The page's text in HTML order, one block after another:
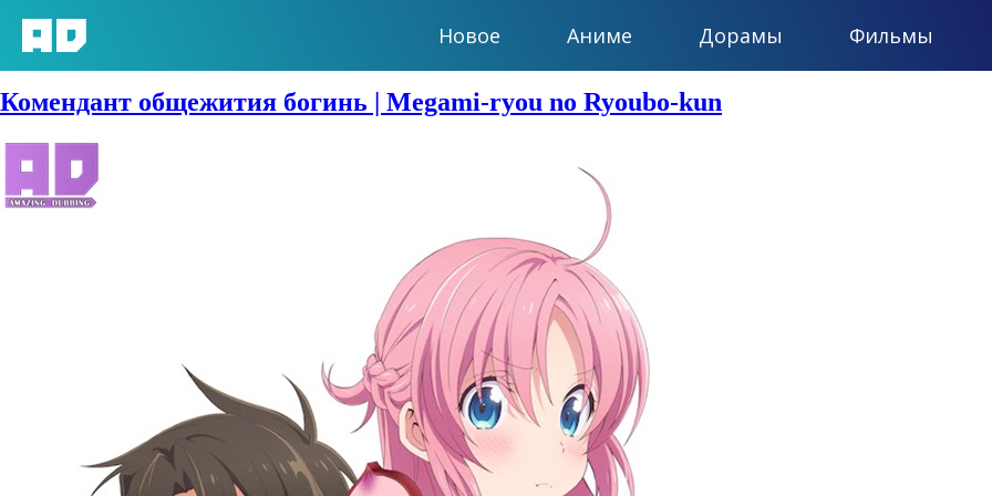
Новое Аниме Дорамы Фильмы
Сезон:
Комендант общежития богинь | Megami-ryou no Ryoubo-kun